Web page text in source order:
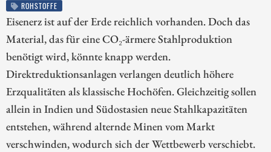
ROHSTOFFE
Eisenerz ist auf der Erde reichlich vorhanden. Doch das
Material, das für eine CO₂-ärmere Stahlproduktion
benötigt wird, könnte knapp werden.
Direktreduktionsanlagen verlangen deutlich höhere
Erzqualitäten als klassische Hochöfen. Gleichzeitig sollen
allein in Indien und Südostasien neue Stahlkapazitäten
entstehen, während alternde Minen vom Markt
verschwinden, wodurch sich der Wettbewerb verschiebt.